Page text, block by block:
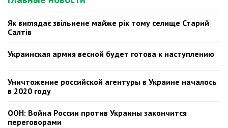
Як виглядає звільнене майже рік тому селище Старий
Салтів
Украинская армия весной будет готова к наступлению
Уничтожение российской агентуры в Украине началось
в 2020 году
ООН: Война России против Украины закончится
переговорами